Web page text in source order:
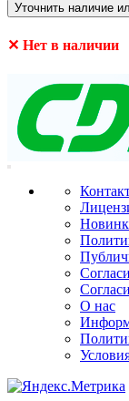
Уточнить наличие
✕ Нет в наличии
О нас